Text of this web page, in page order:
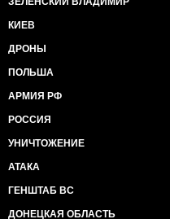
КИЕВ
ДРОНЫ
ПОЛЬША
АРМИЯ РФ
РОССИЯ
УНИЧТОЖЕНИЕ
АТАКА
ГЕНШТАБ ВС
ДОНЕЦКАЯ ОБЛАСТЬ